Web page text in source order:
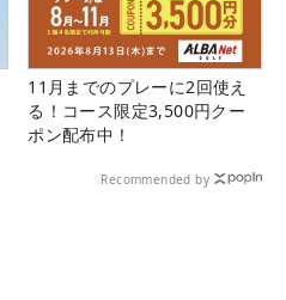
11月までのプレーに2回使え
る！コース限定3,500円クー
ポン配布中！
Recommended by